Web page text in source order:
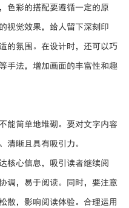
色彩的搭配要遵循一定的原
视觉效果，给人留下深刻印
的氛围。在设计时，还可以巧
手法，增加画面的丰富性和趣
能简单地堆砌。要对文字内容
清晰且具有吸引力。
核心信息，吸引读者继续阅
调，易于阅读。同时，要注意
散，影响阅读体验。合理运用